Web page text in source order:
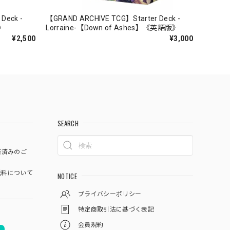
-
¥2,500
【GRAND ARCHIVE TCG】Starter Deck -
Lorraine-【Down of Ashes】《英語版》
¥3,000
みのご
について
SEARCH
NOTICE
プライバシーポリシー
特定商取引法に基づく表記
会員規約